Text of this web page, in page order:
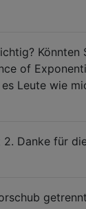
of
Leute wie
Danke für